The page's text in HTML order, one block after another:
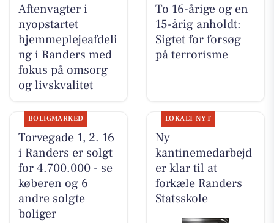
Aftenvagter i
nyopstartet
hjemmeplejeafdeli
ng i Randers med
fokus på omsorg
og livskvalitet
To 16-årige og en
15-årig anholdt:
Sigtet for forsøg
på terrorisme
BOLIGMARKED
Torvegade 1, 2. 16
i Randers er solgt
for 4.700.000 - se
køberen og 6
andre solgte
boliger
LOKALT NYT
Ny
kantinemedarbejd
er klar til at
forkæle Randers
Statsskole